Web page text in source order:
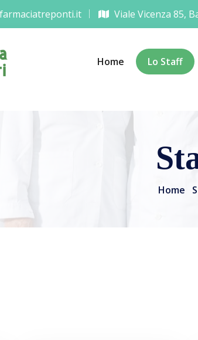
Viale Vicenza 85,
Home Lo Staff
Home